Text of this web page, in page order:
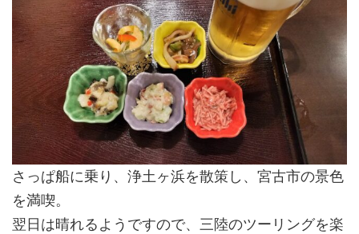
さっぱ船に乗り、浄土ヶ浜を散策し、宮古市の景色
を満喫。
翌日は晴れるようですので、三陸のツーリングを楽